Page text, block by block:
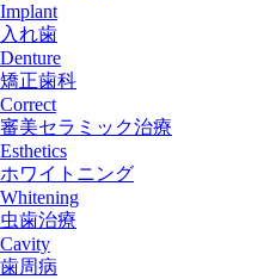
Implant
入れ歯
Denture
矯正歯科
Correct
審美セラミック治療
Esthetics
ホワイトニング
Whitening
虫歯治療
Cavity
歯周病